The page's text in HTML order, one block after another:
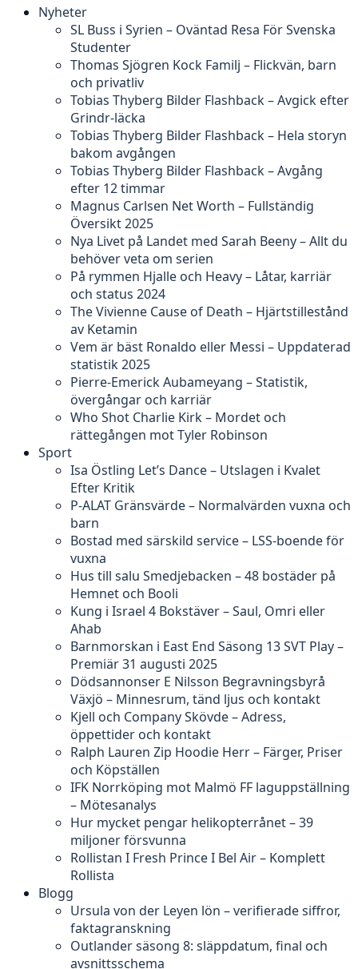
Nyheter
SL Buss i Syrien – Oväntad Resa För Svenska
Studenter
Thomas Sjögren Kock Familj – Flickvän, barn
och privatliv
Tobias Thyberg Bilder Flashback – Avgick efter
Grindr-läcka
Tobias Thyberg Bilder Flashback – Hela storyn
bakom avgången
Tobias Thyberg Bilder Flashback – Avgång
efter 12 timmar
Magnus Carlsen Net Worth – Fullständig
Översikt 2025
Nya Livet på Landet med Sarah Beeny – Allt du
behöver veta om serien
På rymmen Hjalle och Heavy – Låtar, karriär
och status 2024
The Vivienne Cause of Death – Hjärtstillestånd
av Ketamin
Vem är bäst Ronaldo eller Messi – Uppdaterad
statistik 2025
Pierre-Emerick Aubameyang – Statistik,
övergångar och karriär
Who Shot Charlie Kirk – Mordet och
rättegången mot Tyler Robinson
Sport
Isa Östling Let’s Dance – Utslagen i Kvalet
Efter Kritik
P-ALAT Gränsvärde – Normalvärden vuxna och
barn
Bostad med särskild service – LSS-boende för
vuxna
Hus till salu Smedjebacken – 48 bostäder på
Hemnet och Booli
Kung i Israel 4 Bokstäver – Saul, Omri eller
Ahab
Barnmorskan i East End Säsong 13 SVT Play –
Premiär 31 augusti 2025
Dödsannonser E Nilsson Begravningsbyrå
Växjö – Minnesrum, tänd ljus och kontakt
Kjell och Company Skövde – Adress,
öppettider och kontakt
Ralph Lauren Zip Hoodie Herr – Färger, Priser
och Köpställen
IFK Norrköping mot Malmö FF laguppställning
– Mötesanalys
Hur mycket pengar helikopterrånet – 39
miljoner försvunna
Rollistan I Fresh Prince I Bel Air – Komplett
Rollista
Blogg
Ursula von der Leyen lön – verifierade siffror,
faktagranskning
Outlander säsong 8: släppdatum, final och
avsnittsschema